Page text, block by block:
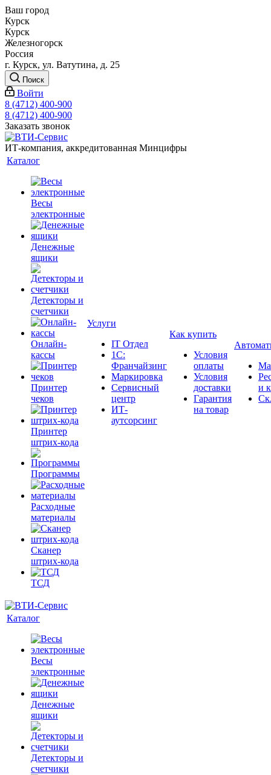
Ваш город
Курск
Курск
Железногорск
Россия
г. Курск, ул. Ватутина, д. 25
Поиск
Войти
8 (4712) 400-900
8 (4712) 400-900
Заказать звонок
ИТ-компания, аккредитованная Минцифры
Каталог
Весы
электронные
Денежные
ящики
Детекторы и
счетчики
Онлайн-
кассы
Принтер
чеков
Принтер
штрих-кода
Программы
Расходные
материалы
Сканер
штрих-кода
ТСД
Услуги
IT Отдел
1С:
Франчайзинг
Маркировка
Сервисный
центр
ИТ-
аутсорсинг
Как купить
Условия
оплаты
Условия
доставки
Гарантия
на товар
и
Каталог
Весы
электронные
Денежные
ящики
Детекторы и
счетчики